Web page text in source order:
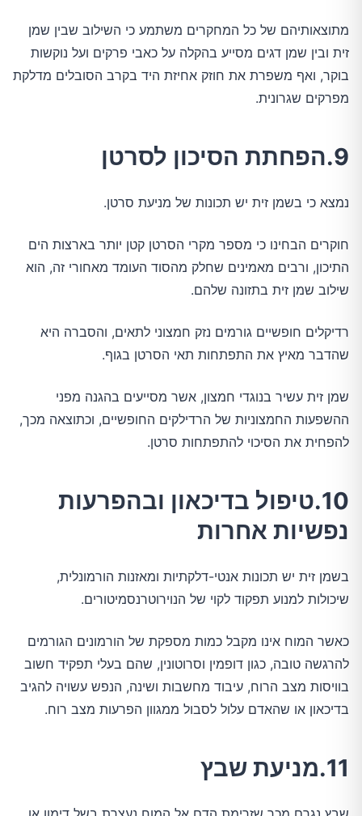
מתוצאותיהם של כל המחקרים משתמע כי השילוב שבין שמן
זית ובין שמן דגים מסייע בהקלה על כאבי פרקים ועל נוקשות
בוקר, ואף משפרת את חוזק אחיזת היד בקרב הסובלים מדלקת
מפרקים שגרונית.
9.הפחתת הסיכון לסרטן
נמצא כי בשמן זית יש תכונות של מניעת סרטן.
חוקרים הבחינו כי מספר מקרי הסרטן קטן יותר בארצות הים
התיכון, ורבים מאמינים שחלק מהסוד העומד מאחורי זה, הוא
שילוב שמן זית בתזונה שלהם.
רדיקלים חופשיים גורמים נזק חמצוני לתאים, והסברה היא
שהדבר מאיץ את התפתחות תאי הסרטן בגוף.
שמן זית עשיר בנוגדי חמצון, אשר מסייעים בהגנה מפני
ההשפעות החמצוניות של הרדילקים החופשיים, וכתוצאה מכך,
להפחית את הסיכוי להתפתחות סרטן.
10.טיפול בדיכאון ובהפרעות
נפשיות אחרות
בשמן זית יש תכונות אנטי-דלקתיות ומאזנות הורמונלית,
שיכולות למנוע תפקוד לקוי של הנוירוטרנסמיטורים.
כאשר המוח אינו מקבל כמות מספקת של הורמונים הגורמים
להרגשה טובה, כגון דופמין וסרוטונין, שהם בעלי תפקיד חשוב
בוויסות מצב הרוח, עיבוד מחשבות ושינה, הנפש עשויה להגיב
בדיכאון או שהאדם עלול לסבול ממגוון הפרעות מצב רוח.
11.מניעת שבץ